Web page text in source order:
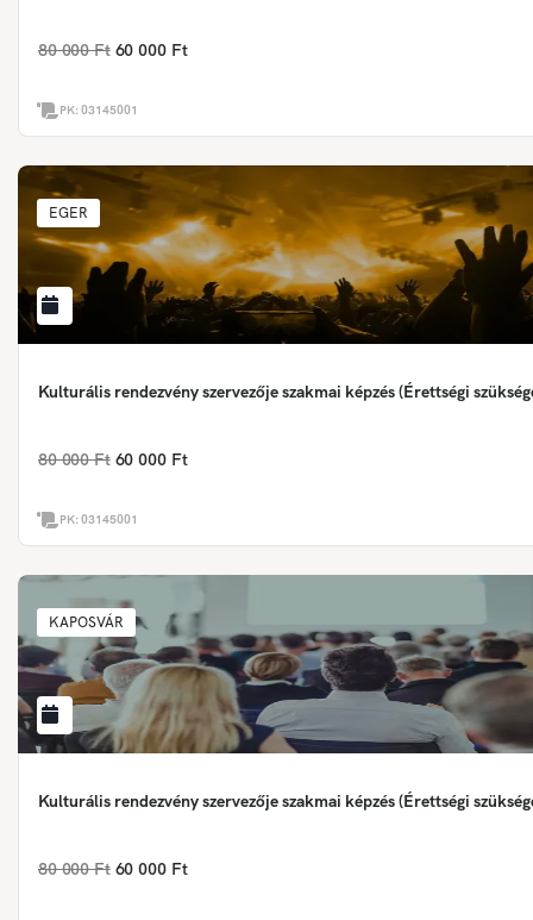
80 000 Ft 60 000 Ft
PK:03145001
EGER
Kulturális rendezvény szervezője szakmai képzés (Érettségi
80 000 Ft 60 000 Ft
PK:03145001
KAPOSVÁR
Kulturális rendezvény szervezője szakmai képzés (Érettségi
80 000 Ft 60 000 Ft